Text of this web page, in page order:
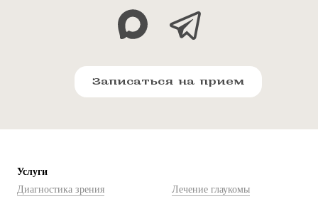
Записаться на прием
Услуги
Диагностика зрения
Лечение глаукомы